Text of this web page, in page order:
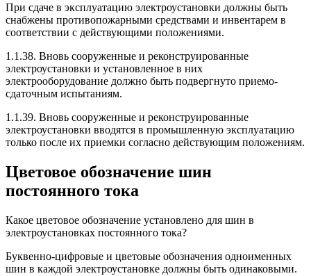
При сдаче в эксплуатацию электроустановки должны быть
снабжены противопожарными средствами и инвентарем в
соответствии с действующими положениями.
1.1.38. Вновь сооруженные и реконструированные
электроустановки и установленное в них
электрооборудование должно быть подвергнуто приемо-
сдаточным испытаниям.
1.1.39. Вновь сооруженные и реконструированные
электроустановки вводятся в промышленную эксплуатацию
только после их приемки согласно действующим положениям.
Цветовое обозначение шин
постоянного тока
Какое цветовое обозначение установлено для шин в
электроустановках постоянного тока?
Буквенно-цифровые и цветовые обозначения одноименных
шин в каждой электроустановке должны быть одинаковыми.